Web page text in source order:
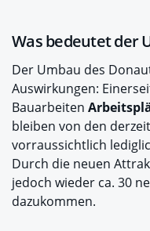
Was bedeutet der
Der Umbau des
Auswirkungen:
Bauarbeiten
bleiben von den
vorraussichtlich
Durch die neuen
jedoch wieder ca. 30
dazukommen.